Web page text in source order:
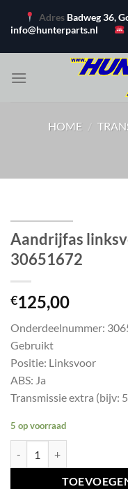
naar
Adres Badweg 36,
info@hunterparts.nl
HOME /
Aandrijfas
30651672
€125,00
Onderdeelnummer:
Gebruikt
Positie: Linksvoor
ABS: Ja
Transmissie extra (bijv:
5 op voorraad